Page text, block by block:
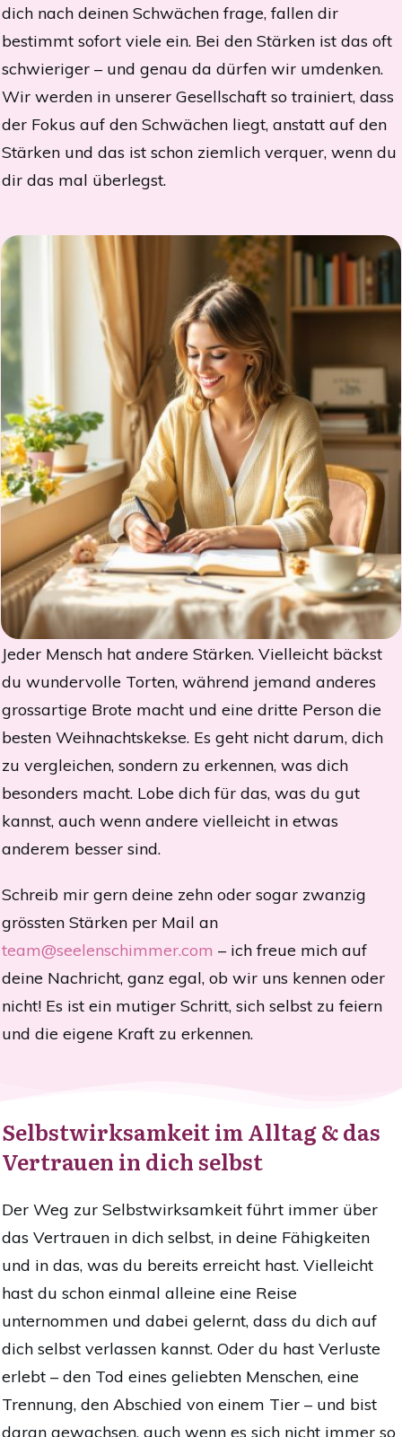
dich nach deinen Schwächen frage, fallen dir
bestimmt sofort viele ein. Bei den Stärken ist das oft
schwieriger – und genau da dürfen wir umdenken.
Wir werden in unserer Gesellschaft so trainiert, dass
der Fokus auf den Schwächen liegt, anstatt auf den
Stärken und das ist schon ziemlich verquer, wenn du
dir das mal überlegst.
Jeder Mensch hat andere Stärken. Vielleicht bäckst
du wundervolle Torten, während jemand anderes
grossartige Brote macht und eine dritte Person die
besten Weihnachtskekse. Es geht nicht darum, dich
zu vergleichen, sondern zu erkennen, was dich
besonders macht. Lobe dich für das, was du gut
kannst, auch wenn andere vielleicht in etwas
anderem besser sind.
Schreib mir gern deine zehn oder sogar zwanzig
grössten Stärken per Mail an
team@seelenschimmer.com – ich freue mich auf
deine Nachricht, ganz egal, ob wir uns kennen oder
nicht! Es ist ein mutiger Schritt, sich selbst zu feiern
und die eigene Kraft zu erkennen.
Selbstwirksamkeit im Alltag & das
Vertrauen in dich selbst
Der Weg zur Selbstwirksamkeit führt immer über
das Vertrauen in dich selbst, in deine Fähigkeiten
und in das, was du bereits erreicht hast. Vielleicht
hast du schon einmal alleine eine Reise
unternommen und dabei gelernt, dass du dich auf
dich selbst verlassen kannst. Oder du hast Verluste
erlebt – den Tod eines geliebten Menschen, eine
Trennung, den Abschied von einem Tier – und bist
daran gewachsen, auch wenn es sich nicht immer so